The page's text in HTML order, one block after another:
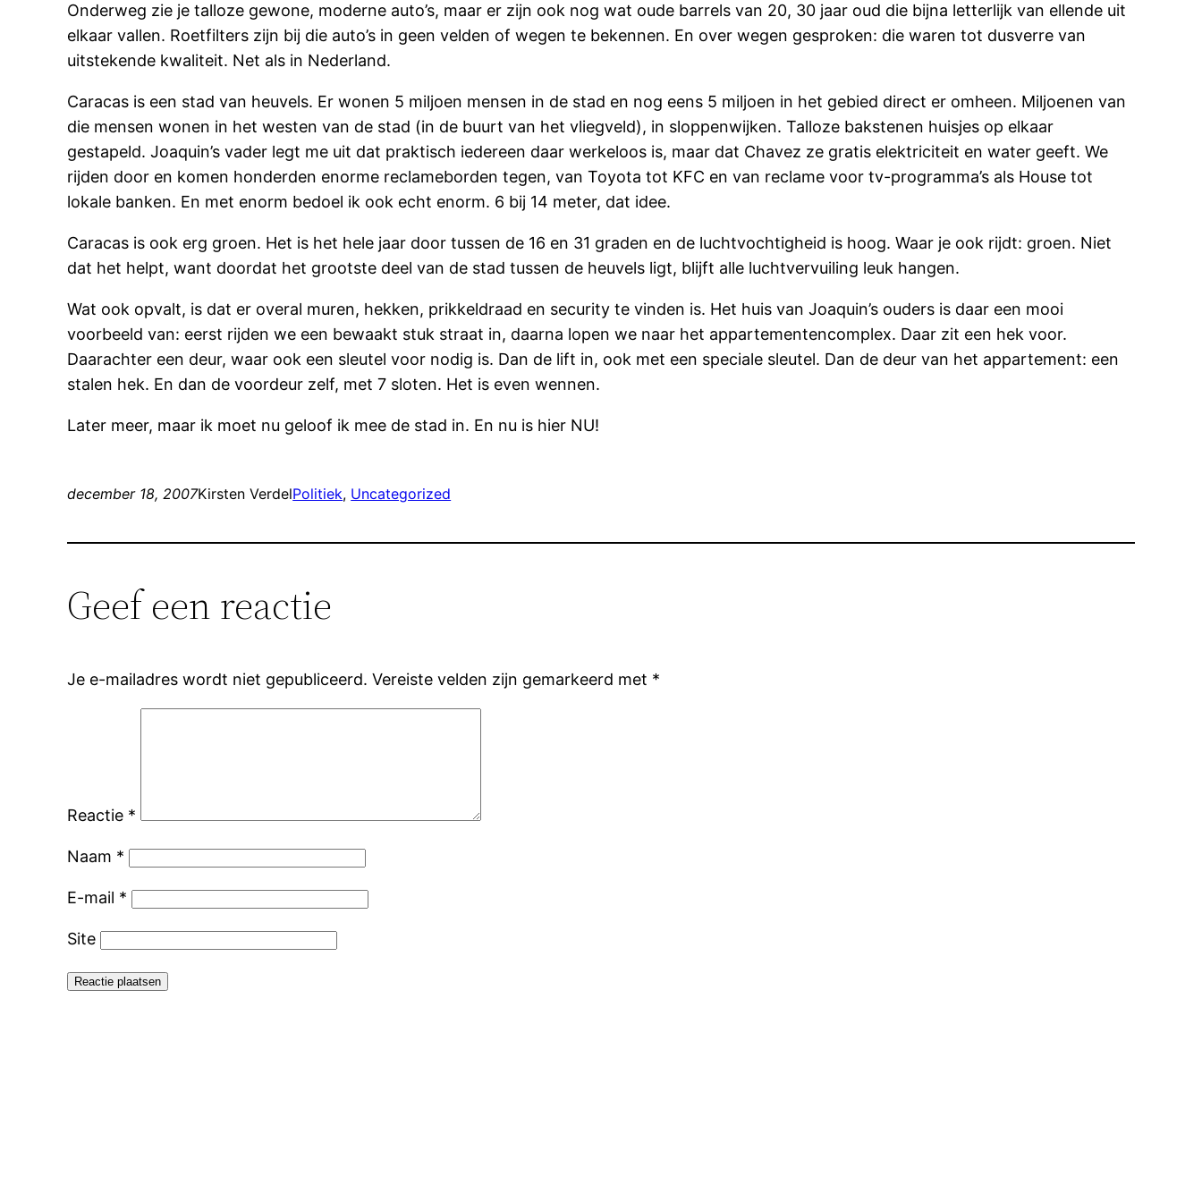
Onderweg zie je talloze gewone, moderne auto’s, maar er zijn ook nog wat oude barrels van 20, 30 jaar oud die bijna letterlijk van ellende uit
elkaar vallen. Roetfilters zijn bij die auto’s in geen velden of wegen te bekennen. En over wegen gesproken: die waren tot dusverre van
uitstekende kwaliteit. Net als in Nederland.
Caracas is een stad van heuvels. Er wonen 5 miljoen mensen in de stad en nog eens 5 miljoen in het gebied direct er omheen. Miljoenen van
die mensen wonen in het westen van de stad (in de buurt van het vliegveld), in sloppenwijken. Talloze bakstenen huisjes op elkaar
gestapeld. Joaquin’s vader legt me uit dat praktisch iedereen daar werkeloos is, maar dat Chavez ze gratis elektriciteit en water geeft. We
rijden door en komen honderden enorme reclameborden tegen, van Toyota tot KFC en van reclame voor tv-programma’s als House tot
lokale banken. En met enorm bedoel ik ook echt enorm. 6 bij 14 meter, dat idee.
Caracas is ook erg groen. Het is het hele jaar door tussen de 16 en 31 graden en de luchtvochtigheid is hoog. Waar je ook rijdt: groen. Niet
dat het helpt, want doordat het grootste deel van de stad tussen de heuvels ligt, blijft alle luchtvervuiling leuk hangen.
Wat ook opvalt, is dat er overal muren, hekken, prikkeldraad en security te vinden is. Het huis van Joaquin’s ouders is daar een mooi
voorbeeld van: eerst rijden we een bewaakt stuk straat in, daarna lopen we naar het appartementencomplex. Daar zit een hek voor.
Daarachter een deur, waar ook een sleutel voor nodig is. Dan de lift in, ook met een speciale sleutel. Dan de deur van het appartement: een
stalen hek. En dan de voordeur zelf, met 7 sloten. Het is even wennen.
Later meer, maar ik moet nu geloof ik mee de stad in. En nu is hier NU!
december 18, 2007Kirsten VerdelPolitiek, Uncategorized
Geef een reactie
Je e-mailadres wordt niet gepubliceerd. Vereiste velden zijn gemarkeerd met *
Reactie *
Naam *
E-mail *
Site